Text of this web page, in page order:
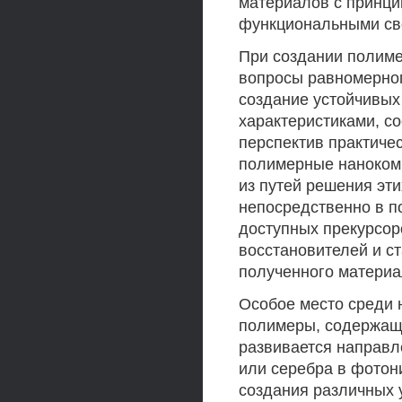
функциональными
При создании
вопросы
создание
характеристиками,
перспектив
полимерные
из путей решения
непосредственно в
доступных
восстановителей и
полученного
Особое место среди
полимеры,
развивается
или серебра в
создания различных